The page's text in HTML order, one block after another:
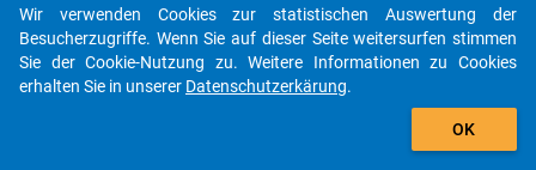
hat Ihr
Vater,
auto_stories
add_shopping_cart
Wir verwenden Cookies zur statistischen Auswertung der
Besucherzugriffe. Wenn Sie auf dieser Seite weitersurfen stimmen
Sie der Cookie-Nutzung zu. Weitere Informationen zu Cookies
erhalten Sie in unserer Datenschutzerkärung.
OK